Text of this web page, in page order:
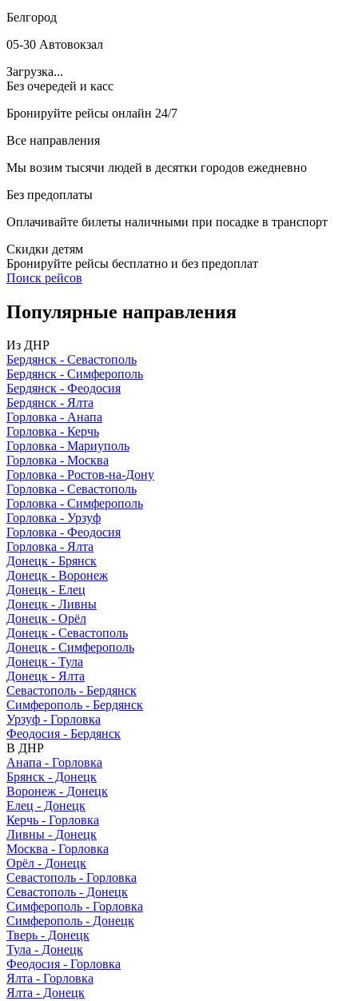
Белгород
05-30 Автовокзал
Загрузка...
Без очередей и касс
Бронируйте рейсы онлайн 24/7
Все направления
Мы возим тысячи людей в десятки городов ежедневно
Без предоплаты
Оплачивайте билеты наличными при посадке в транспорт
Скидки детям
Бронируйте рейсы бесплатно и без предоплат
Поиск рейсов
Популярные направления
Из ДНР
Бердянск - Севастополь
Бердянск - Симферополь
Бердянск - Феодосия
Бердянск - Ялта
Горловка - Анапа
Горловка - Керчь
Горловка - Мариуполь
Горловка - Москва
Горловка - Ростов-на-Дону
Горловка - Севастополь
Горловка - Симферополь
Горловка - Урзуф
Горловка - Феодосия
Горловка - Ялта
Донецк - Брянск
Донецк - Воронеж
Донецк - Елец
Донецк - Ливны
Донецк - Орёл
Донецк - Севастополь
Донецк - Симферополь
Донецк - Тула
Донецк - Ялта
Севастополь - Бердянск
Симферополь - Бердянск
Урзуф - Горловка
Феодосия - Бердянск
В ДНР
Анапа - Горловка
Брянск - Донецк
Воронеж - Донецк
Елец - Донецк
Керчь - Горловка
Ливны - Донецк
Москва - Горловка
Орёл - Донецк
Севастополь - Горловка
Севастополь - Донецк
Симферополь - Горловка
Симферополь - Донецк
Тверь - Донецк
Тула - Донецк
Феодосия - Горловка
Ялта - Горловка
Ялта - Донецк